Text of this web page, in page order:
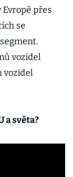
Evropě přes
se
vozidel
vozidel
a světa?